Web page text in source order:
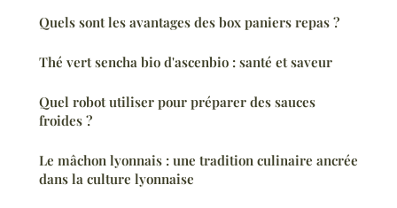
Quels sont les avantages des box paniers repas ?
Thé vert sencha bio d'ascenbio : santé et saveur
Quel robot utiliser pour préparer des sauces
froides ?
Le mâchon lyonnais : une tradition culinaire ancrée
dans la culture lyonnaise